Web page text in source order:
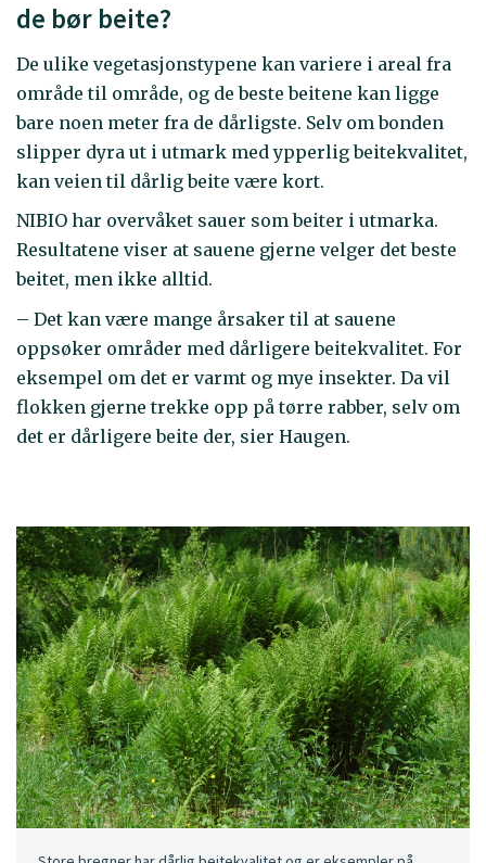
de bør beite?
De ulike vegetasjonstypene kan variere i areal fra
område til område, og de beste beitene kan ligge
bare noen meter fra de dårligste. Selv om bonden
slipper dyra ut i utmark med ypperlig beitekvalitet,
kan veien til dårlig beite være kort.
NIBIO har overvåket sauer som beiter i utmarka.
Resultatene viser at sauene gjerne velger det beste
beitet, men ikke alltid.
– Det kan være mange årsaker til at sauene
oppsøker områder med dårligere beitekvalitet. For
eksempel om det er varmt og mye insekter. Da vil
flokken gjerne trekke opp på tørre rabber, selv om
det er dårligere beite der, sier Haugen.